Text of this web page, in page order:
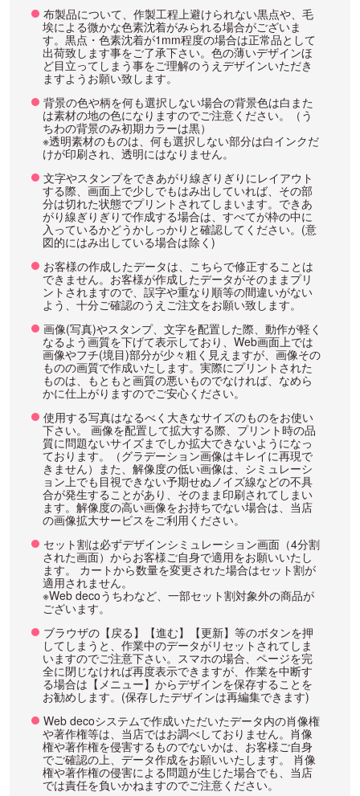
布製品について、作製工程上避けられない黒点や、毛
埃による微かな色素沈着がみられる場合がございま
す。黒点・色素沈着が1mm程度の場合は正常品として
出荷致します事をご了承下さい。色の薄いデザインほ
ど目立ってしまう事をご理解のうえデザインいただき
ますようお願い致します。
背景の色や柄を何も選択しない場合の背景色は白また
は素材の地の色になりますのでご注意ください。（う
ちわの背景のみ初期カラーは黒）
※透明素材のものは、何も選択しない部分は白インクだ
けが印刷され、透明にはなりません。
文字やスタンプをできあがり線ぎりぎりにレイアウト
する際、画面上で少しでもはみ出していれば、その部
分は切れた状態でプリントされてしまいます。できあ
がり線ぎりぎりで作成する場合は、すべてが枠の中に
入っているかどうかしっかりと確認してください。(意
図的にはみ出している場合は除く)
お客様の作成したデータは、こちらで修正することは
できません。お客様が作成したデータがそのままプリ
ントされますので、誤字や重なり順等の間違いがない
よう、十分ご確認のうえご注文をお願い致します。
画像(写真)やスタンプ、文字を配置した際、動作が軽く
なるよう画質を下げて表示しており、Web画面上では
画像やフチ(境目)部分が少々粗く見えますが、画像その
ものの画質で作成いたします。実際にプリントされた
ものは、もともと画質の悪いものでなければ、なめら
かに仕上がりますのでご安心ください。
使用する写真はなるべく大きなサイズのものをお使い
下さい。 画像を配置して拡大する際、プリント時の品
質に問題ないサイズまでしか拡大できないようになっ
ております。（グラデーション画像はキレイに再現で
きません）また、解像度の低い画像は、シミュレーシ
ョン上でも目視できない予期せぬノイズ線などの不具
合が発生することがあり、そのまま印刷されてしまい
ます。解像度の高い画像をお持ちでない場合は、当店
の画像拡大サービスをご利用ください。
セット割は必ずデザインシミュレーション画面（4分割
された画面）からお客様ご自身で適用をお願いいたし
ます。 カートから数量を変更された場合はセット割が
適用されません。
※Web decoうちわなど、一部セット割対象外の商品が
ございます。
ブラウザの【戻る】【進む】【更新】等のボタンを押
してしまうと、作業中のデータがリセットされてしま
いますのでご注意下さい。スマホの場合、ページを完
全に閉じなければ再度表示できますが、作業を中断す
る場合は【メニュー】からデザインを保存することを
お勧めします。(保存したデザインは再編集できます)
Web decoシステムで作成いただいたデータ内の肖像権
や著作権等は、当店ではお調べしておりません。肖像
権や著作権を侵害するものでないかは、お客様ご自身
でご確認の上、データ作成をお願いいたします。 肖像
権や著作権の侵害による問題が生じた場合でも、当店
では責任を負いかねますのでご注意ください。